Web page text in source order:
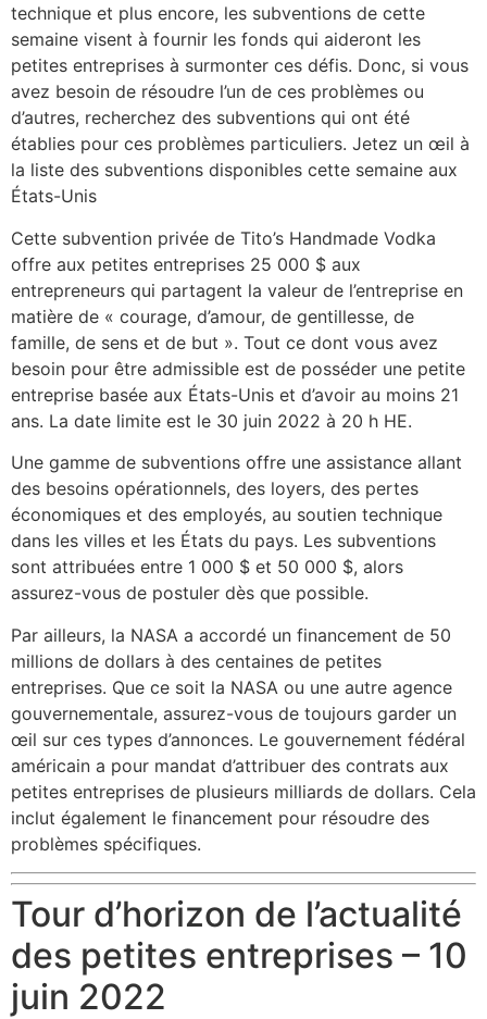
technique et plus encore, les subventions de cette
semaine visent à fournir les fonds qui aideront les
petites entreprises à surmonter ces défis. Donc, si vous
avez besoin de résoudre l’un de ces problèmes ou
d’autres, recherchez des subventions qui ont été
établies pour ces problèmes particuliers. Jetez un œil à
la liste des subventions disponibles cette semaine aux
États-Unis
Cette subvention privée de Tito’s Handmade Vodka
offre aux petites entreprises 25 000 $ aux
entrepreneurs qui partagent la valeur de l’entreprise en
matière de « courage, d’amour, de gentillesse, de
famille, de sens et de but ». Tout ce dont vous avez
besoin pour être admissible est de posséder une petite
entreprise basée aux États-Unis et d’avoir au moins 21
ans. La date limite est le 30 juin 2022 à 20 h HE.
Une gamme de subventions offre une assistance allant
des besoins opérationnels, des loyers, des pertes
économiques et des employés, au soutien technique
dans les villes et les États du pays. Les subventions
sont attribuées entre 1 000 $ et 50 000 $, alors
assurez-vous de postuler dès que possible.
Par ailleurs, la NASA a accordé un financement de 50
millions de dollars à des centaines de petites
entreprises. Que ce soit la NASA ou une autre agence
gouvernementale, assurez-vous de toujours garder un
œil sur ces types d’annonces. Le gouvernement fédéral
américain a pour mandat d’attribuer des contrats aux
petites entreprises de plusieurs milliards de dollars. Cela
inclut également le financement pour résoudre des
problèmes spécifiques.
Tour d’horizon de l’actualité
des petites entreprises – 10
juin 2022